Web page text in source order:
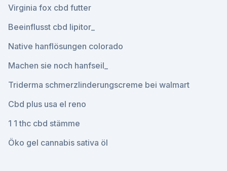
Virginia fox cbd futter
Beeinflusst cbd lipitor_
Native hanflösungen colorado
Machen sie noch hanfseil_
Triderma schmerzlinderungscreme bei walmart
Cbd plus usa el reno
1 1 thc cbd stämme
Öko gel cannabis sativa öl